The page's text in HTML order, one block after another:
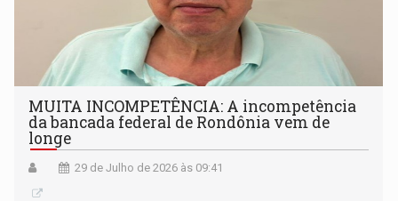
MUITA INCOMPETÊNCIA: A incompetência
da bancada federal de Rondônia vem de
longe
29 de Julho de 2026 às 09:41